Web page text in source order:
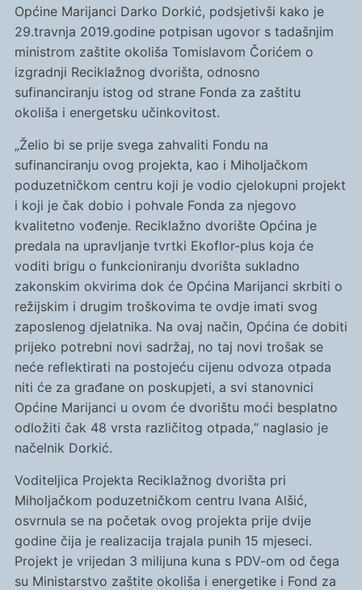
Općine Marijanci Darko Dorkić, podsjetivši kako je
29.travnja 2019.godine potpisan ugovor s tadašnjim
ministrom zaštite okoliša Tomislavom Čorićem o
izgradnji Reciklažnog dvorišta, odnosno
sufinanciranju istog od strane Fonda za zaštitu
okoliša i energetsku učinkovitost.
„Želio bi se prije svega zahvaliti Fondu na
sufinanciranju ovog projekta, kao i Miholjačkom
poduzetničkom centru koji je vodio cjelokupni projekt
i koji je čak dobio i pohvale Fonda za njegovo
kvalitetno vođenje. Reciklažno dvorište Općina je
predala na upravljanje tvrtki Ekoflor-plus koja će
voditi brigu o funkcioniranju dvorišta sukladno
zakonskim okvirima dok će Općina Marijanci skrbiti o
režijskim i drugim troškovima te ovdje imati svog
zaposlenog djelatnika. Na ovaj način, Općina će dobiti
prijeko potrebni novi sadržaj, no taj novi trošak se
neće reflektirati na postojeću cijenu odvoza otpada
niti će za građane on poskupjeti, a svi stanovnici
Općine Marijanci u ovom će dvorištu moći besplatno
odložiti čak 48 vrsta različitog otpada,“ naglasio je
načelnik Dorkić.
Voditeljica Projekta Reciklažnog dvorišta pri
Miholjačkom poduzetničkom centru Ivana Alšić,
osvrnula se na početak ovog projekta prije dvije
godine čija je realizacija trajala punih 15 mjeseci.
Projekt je vrijedan 3 milijuna kuna s PDV-om od čega
su Ministarstvo zaštite okoliša i energetike i Fond za